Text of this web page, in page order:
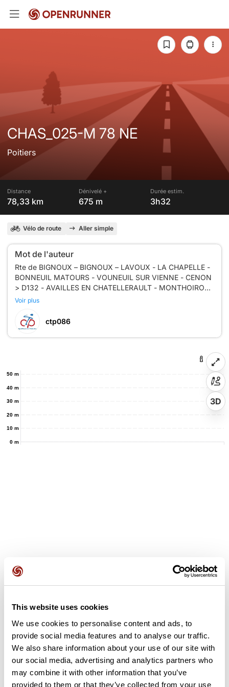
This website uses cookies
We use cookies to personalise content and ads, to
provide social media features and to analyse our traffic.
We also share information about your use of our site with
our social media, advertising and analytics partners who
may combine it with other information that you’ve
provided to them or that they’ve collected from your use
CHAS_025-M 78 NE
Poitiers
Distance
78,33 km
Dénivelé +
675 m
Durée estim.
3h32
Vélo de route Aller simple
Mot de l'auteur
Rte de BIGNOUX – BIGNOUX – LAVOUX - LA CHAPELLE -
BONNEUIL MATOURS - VOUNEUIL SUR VIENNE - CENON
> D132 - AVAILLES EN CHATELLERAULT - MONTHOIRON
- VOUNEUIL SUR VIENNE - BONDILLY - LES TIERS -
Voir plus
ctp086
0 m
10 m
20 m
30 m
40 m
50 m
3D
Avis des utilisateurs
Soyez le premier à ajouter un avis !
Ajouter un avis